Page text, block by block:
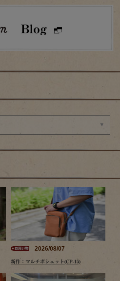
2026/08/07
新作：マルチポシェット(CP-15)